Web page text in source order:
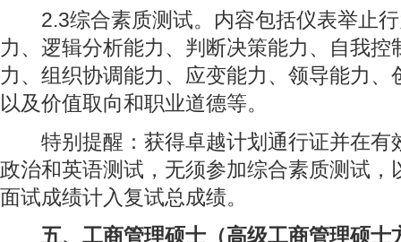
2.3综合素质测试。内容包括仪表举止行
力、逻辑分析能力、判断决策能力、自我控
力、组织协调能力、应变能力、领导能力、
以及价值取向和职业道德等。
特别提醒：获得卓越计划通行证并在有
政治和英语测试，无须参加综合素质测试，
面试成绩计入复试总成绩。
五、工商管理硕士（高级工商管理硕士